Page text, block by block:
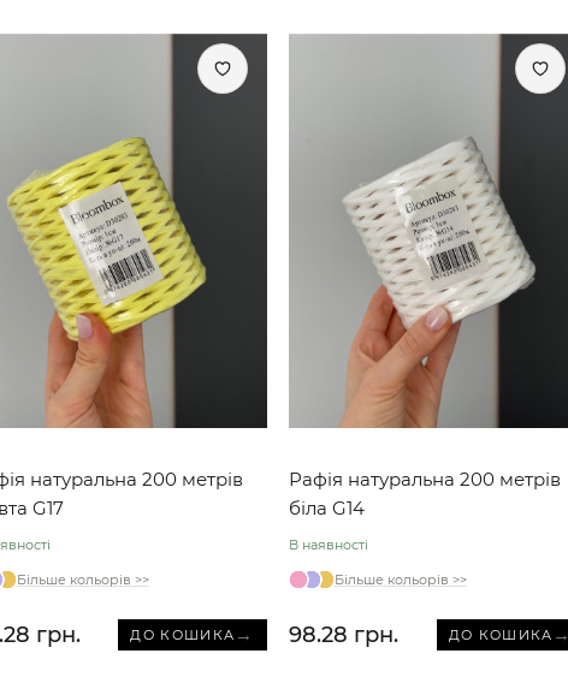
натуральна 200 метрів
G17
Більше кольорів >>
грн. ДО КОШИКА →
Рафія натуральна 200 метрів
біла G14
В наявності
Більше кольорів >>
98.28 грн. ДО КОШИКА →